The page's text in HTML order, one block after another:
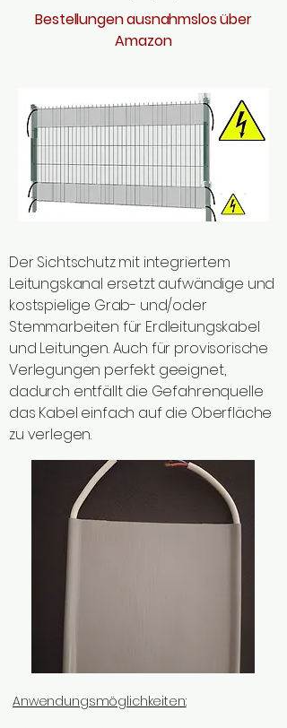
Bestellungen ausnahmslos über
Amazon
Der Sichtschutz mit integriertem
Leitungskanal ersetzt aufwändige und
kostspielige Grab- und/oder
Stemmarbeiten für Erdleitungskabel
und Leitungen. Auch für provisorische
Verlegungen perfekt geeignet,
dadurch entfällt die Gefahrenquelle
das Kabel einfach auf die Oberfläche
zu verlegen.
Anwendungsmöglichkeiten: